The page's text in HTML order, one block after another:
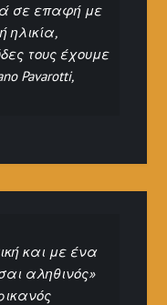
σε επαφή με
ηλικία,
τους έχουμε
Pavarotti,
και με ένα
αληθινός»